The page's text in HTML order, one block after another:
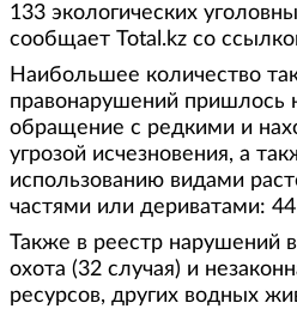
133 экологических
сообщает Total.kz со
Наибольшее количество
правонарушений пришлось
обращение с редкими и
угрозой исчезновения, а
использованию видами
частями или дериватами: 44
Также в реестр нарушений
охота (32 случая) и
ресурсов, других водных